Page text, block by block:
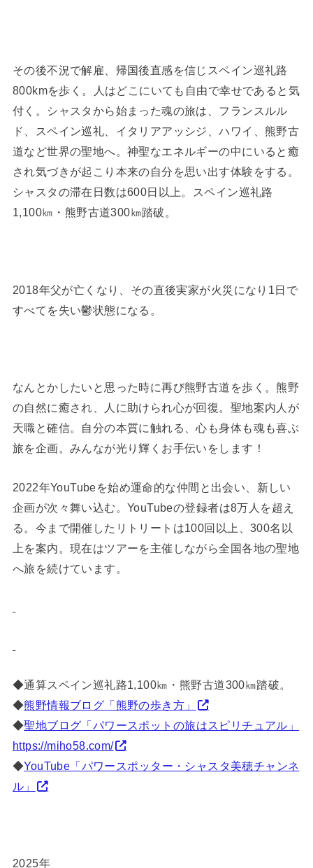
その後不況で解雇、帰国後直感を信じスペイン巡礼路
800kmを歩く。人はどこにいても自由で幸せであると気
付く。シャスタから始まった魂の旅は、フランスルル
ド、スペイン巡礼、イタリアアッシジ、ハワイ、熊野古
道など世界の聖地へ。神聖なエネルギーの中にいると癒
され気づきが起こり本来の自分を思い出す体験をする。
シャスタの滞在日数は600日以上。スペイン巡礼路
1,100㎞・熊野古道300㎞踏破。
2018年父が亡くなり、その直後実家が火災になり1日で
すべてを失い鬱状態になる。
なんとかしたいと思った時に再び熊野古道を歩く。熊野
の自然に癒され、人に助けられ心が回復。聖地案内人が
天職と確信。自分の本質に触れる、心も身体も魂も喜ぶ
旅を企画。みんなが光り輝くお手伝いをします！
2022年YouTubeを始め運命的な仲間と出会い、新しい
企画が次々舞い込む。YouTubeの登録者は8万人を超え
る。今まで開催したリトリートは100回以上、300名以
上を案内。現在はツアーを主催しながら全国各地の聖地
へ旅を続けています。
◆通算スペイン巡礼路1,100㎞・熊野古道300㎞踏破。
◆熊野情報ブログ「熊野の歩き方」
◆聖地ブログ「パワースポットの旅はスピリチュアル」
https://miho58.com/
◆YouTube「パワースポッター・シャスタ美穂チャンネ
ル」
2025年